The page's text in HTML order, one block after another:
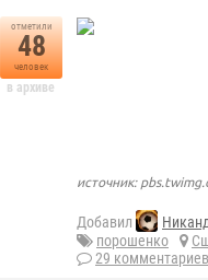
отметили
48
человек
в архиве
источник:
Добавил
порошенко
29 комментариев